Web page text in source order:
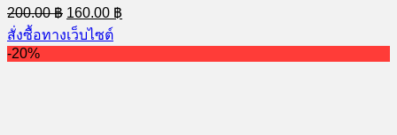
200.00฿ Original
price
was:
200.00 ฿.
160.00 ฿
price
160.00 ฿.
สั่งซื้อทางเว็บไซต์
-20%